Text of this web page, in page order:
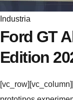
Industria
Ford GT
Edition